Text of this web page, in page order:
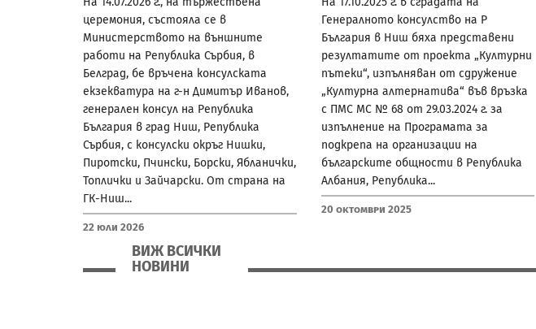
церемония, състояла се в
Министерството на външните
работи на Република Сърбия, в
Белград, бе връчена консулската
екзекватура на г-н Димитър Иванов,
генерален консул на Република
България в град Ниш, Република
Сърбия, с консулски окръг Нишки,
Пиротски, Пчински, Борски, Ябланички,
Топлички и Зайчарски. От страна на
ГК-Ниш...
22 Юли 2026
Генералното консулство на Р
България в Ниш бяха представени
резултатите от проекта „Културни
пътеки“, изпълняван от сдружение
„Културна алтернатива“ във връзка
с ПМС МС № 68 от 29.03.2024 г. за
изпълнение на Програмата за
подкрепа на организации на
българските общности в Република
Албания, Република...
20 Октомври 2025
НОВИНИ МВНР
ВИЖ ВСИЧКИ
НОВИНИ